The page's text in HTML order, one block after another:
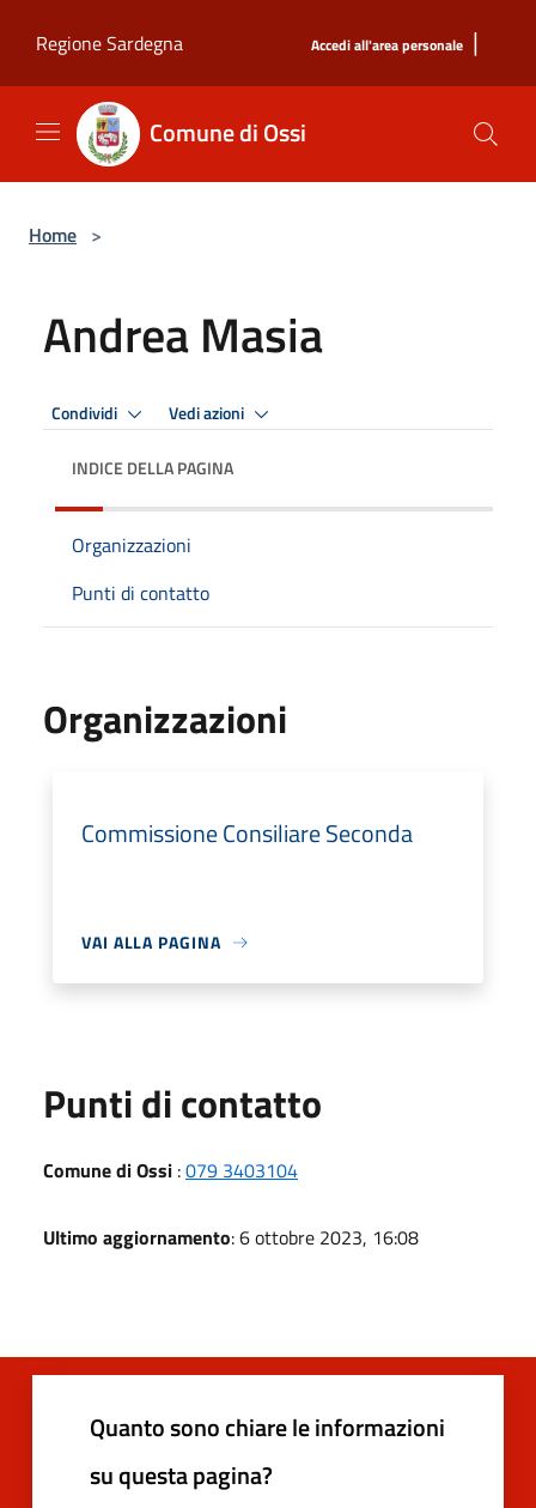
Regione Sardegna
Accedi all'area personale |
Comune di Ossi
Home >
Andrea Masia
Condividi Vedi azioni
INDICE DELLA PAGINA
Organizzazioni
Punti di contatto
Organizzazioni
Commissione Consiliare Seconda
VAI ALLA PAGINA
Punti di contatto
Comune di Ossi :079 3403104
Ultimo aggiornamento: 6 ottobre 2023, 16:08
Quanto sono chiare le informazioni
su questa pagina?